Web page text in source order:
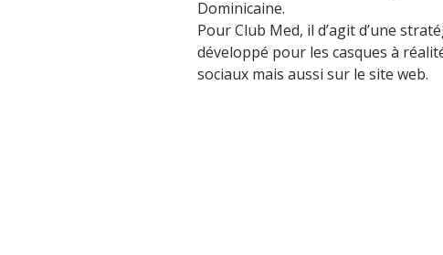
Dominicaine.
Pour Club Med, il d’agit d’une
développé pour les casques à
sociaux mais aussi sur le site web.